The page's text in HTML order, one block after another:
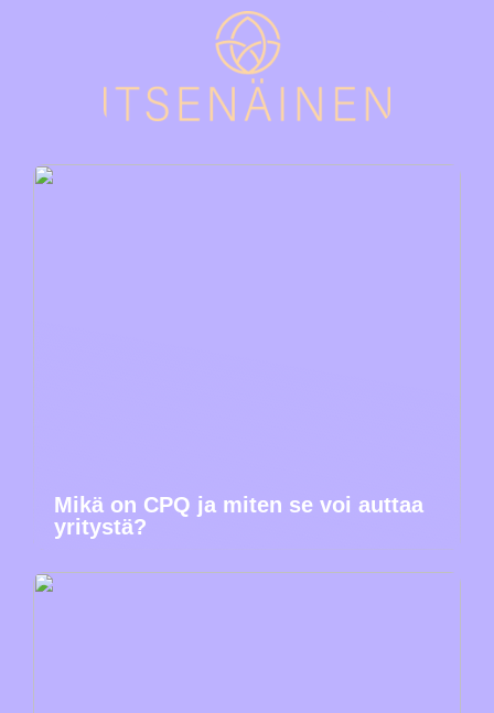
Mikä on CPQ ja miten se voi auttaa
yritystä?